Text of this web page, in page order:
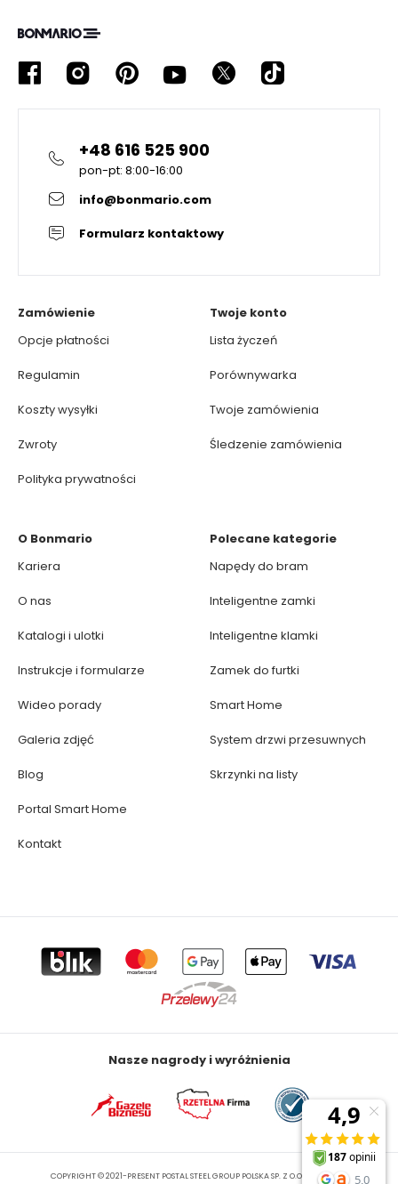
+48 616 525 900
pon-pt: 8:00-16:00
info@bonmario.com
Formularz kontaktowy
Zamówienie
Opcje płatności
Regulamin
Koszty wysyłki
Zwroty
Polityka prywatności
Twoje konto
Lista życzeń
Porównywarka
Twoje zamówienia
Śledzenie zamówienia
O Bonmario
Kariera
O nas
Katalogi i ulotki
Instrukcje i formularze
Wideo porady
Galeria zdjęć
Blog
Portal Smart Home
Kontakt
Polecane kategorie
Napędy do bram
Inteligentne zamki
Inteligentne klamki
Zamek do furtki
Smart Home
System drzwi przesuwnych
Skrzynki na listy
Nasze nagrody i wyróżnienia
COPYRIGHT © 2021-PRESENT POSTAL STEEL GROUP POLSKA SP. Z O.O. ALL RIGHTS